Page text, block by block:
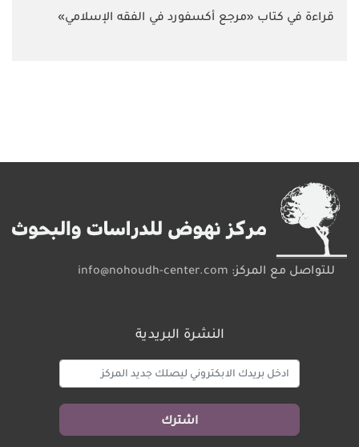
قراءة في كتاب «مرجع أكسفورد في الفقه الإسلامي»
للتواصل مع المركز: info@nohoudh-center.com
النشرة البريدية